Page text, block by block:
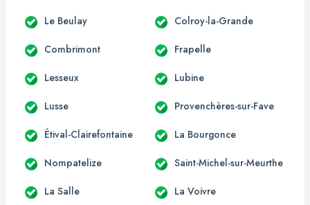
Le Beulay Colroy-la-Grande
Combrimont Frapelle
Lesseux Lubine
Lusse Provenchères-sur-Fave
Étival-Clairefontaine La Bourgonce
Nompatelize Saint-Michel-sur-Meurthe
La Salle La Voivre